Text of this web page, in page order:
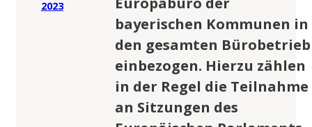
2023
bayerischen Kommunen in
den gesamten Bürobetrieb
einbezogen. Hierzu zählen
in der Regel die Teilnahme
an Sitzungen des